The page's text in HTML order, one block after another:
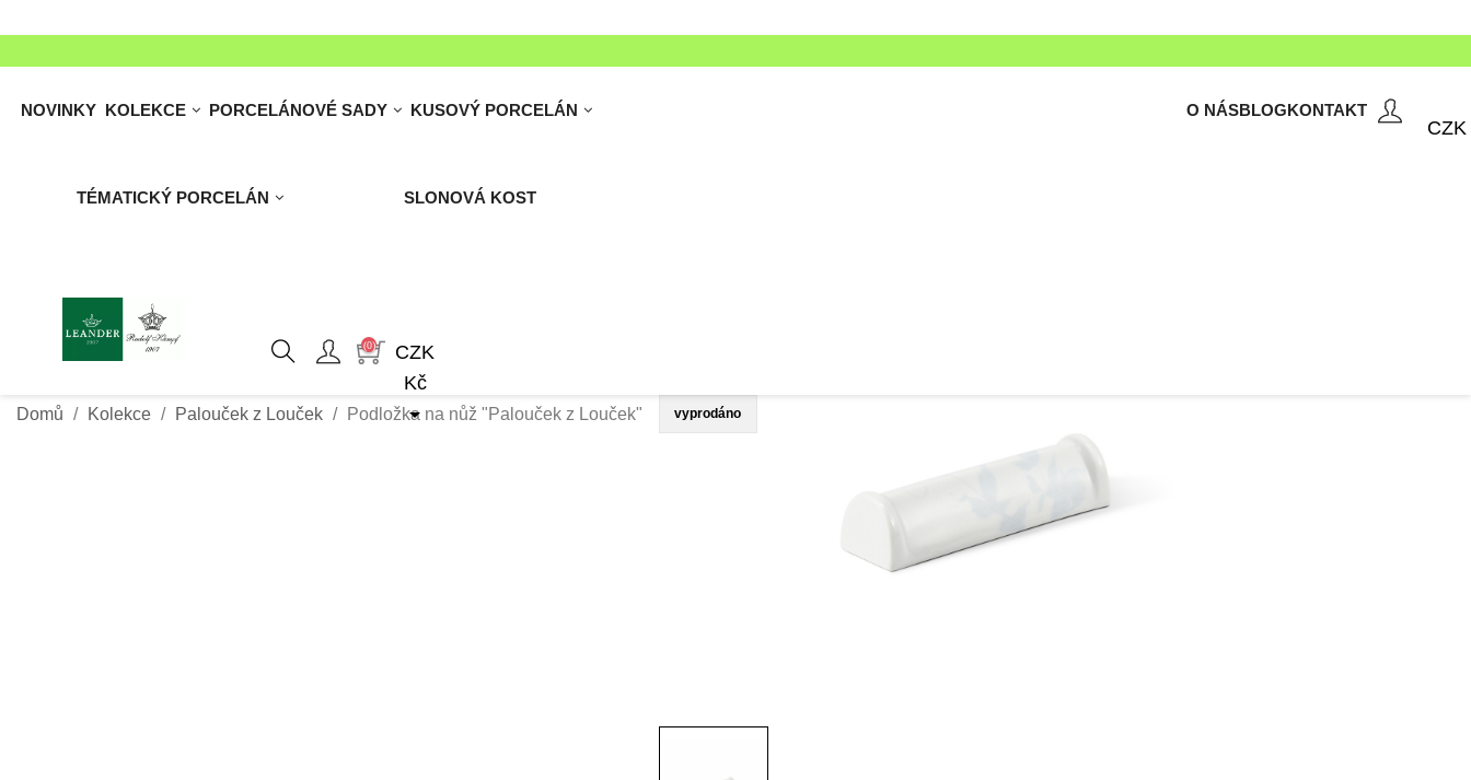
NOVINKY KOLEKCE PORCELÁNOVÉ SADY KUSOVÝ PORCELÁN
TÉMATICKÝ PORCELÁN SLONOVÁ KOST
O NÁSBLOGKONTAKT
(0)
CZK
Kč

Domů Kolekce Palouček z Louček Podložka na nůž "Palouček z Louček" vyprodáno